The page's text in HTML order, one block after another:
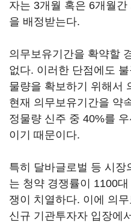
자는 3개월 혹은 6개월
을 배정받는다.
의무보유기간을 확약할
없다. 이러한 단점에도
물량을 확보하기 위해서
현재 의무보유기간을 약
정물량 신주 중 40%를
이기 때문이다.
특히 달바글로벌 등 시
는 청약 경쟁률이 1100
쟁이 치열하다. 이에 의
신규 기관투자자 입장에